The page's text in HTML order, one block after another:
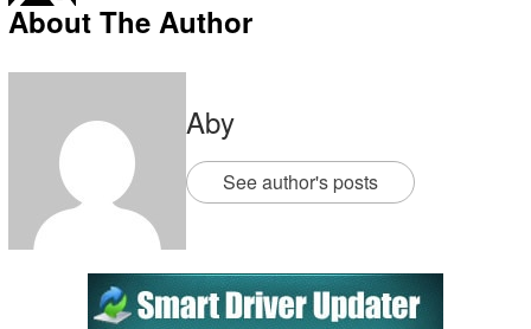
About The Author
Aby
See author's posts